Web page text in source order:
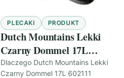
PLECAKI PRODUKT
Dutch Mountains Lekki
Czarny Dommel 17L
602111
Dlaczego Dutch Mountains Lekki
Czarny Dommel 17L 602111